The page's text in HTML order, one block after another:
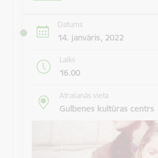
Datums
14. janvāris, 2022
Laiks
16.00
Atrašanās vieta
Gulbenes kultūras centrs